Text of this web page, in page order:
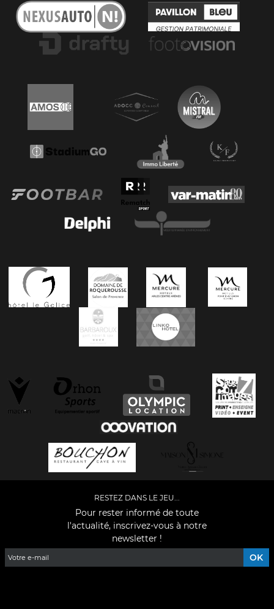
RESTEZ DANS LE JEU...
Pour rester informé de toute
l'actualité, inscrivez-vous à notre
newsletter !